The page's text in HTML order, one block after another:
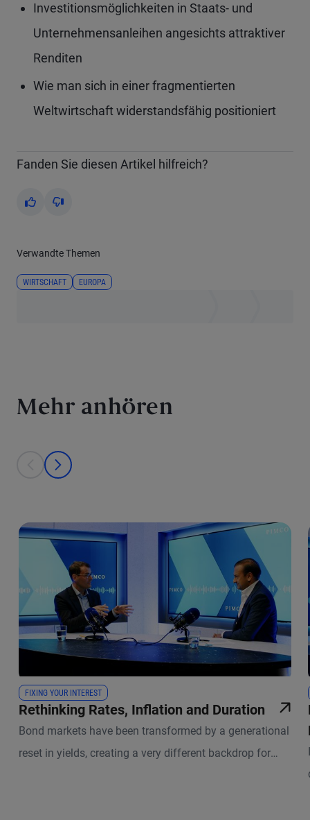
Investitionsmöglichkeiten in Staats- und
Unternehmensanleihen angesichts attraktiver
Renditen
Wie man sich in einer fragmentierten
Weltwirtschaft widerstandsfähig positioniert
Fanden Sie diesen Artikel hilfreich?
Yes No
Verwandte Themen
WIRTSCHAFT EUROPA
Mehr anhören
This is a carousel with individual cards. Use the previous and next
prev
next
FIXING YOUR INTEREST
Rethinking Rates, Inflation and Duration
Bond markets have been transformed by a generational
reset in yields, creating a very different backdrop for